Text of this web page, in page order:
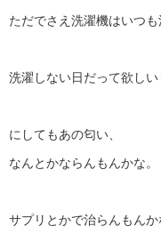
ただでさえ洗濯機はいつも
洗濯しない日だって欲しい
にしてもあの匂い、
なんとかならんもんかな。
サプリとかで治らんもんか